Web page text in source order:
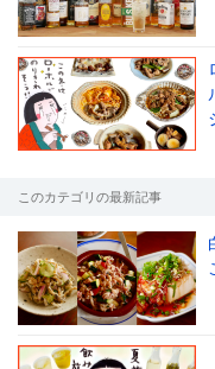
ノミスタ
エノミスタ
style[イエ
このカテゴリの最新記事